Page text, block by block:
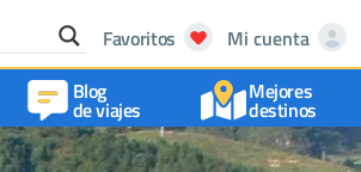
Favoritos
Mi cuenta
Blog
de viajes
Mejores
destinos